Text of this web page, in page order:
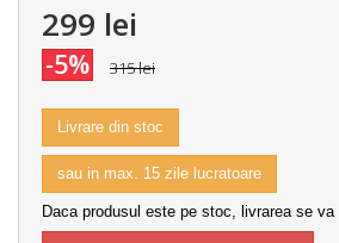
299 lei
-5% 315 lei
Livrare din stoc
sau in max. 15 zile lucratoare
Daca produsul este pe stoc, livrarea se va